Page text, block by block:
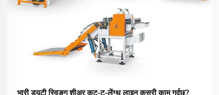
भारी ड्यूटी स्विङ्ग शीअर कट-टु-लेंग्थ लाइन कसरी काम गर्दछ?